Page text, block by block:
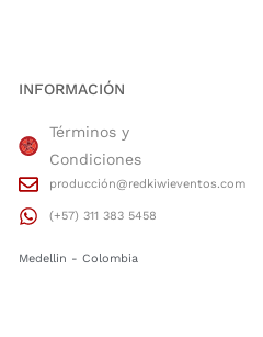
INFORMACIÓN
Términos y
Condiciones
producción@redkiwieventos.com
(+57) 311 383 5458
Medellin - Colombia